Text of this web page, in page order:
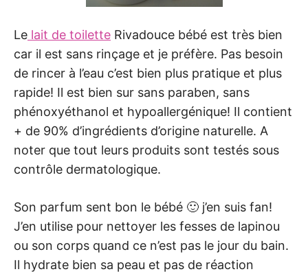
Le lait de toilette Rivadouce bébé est très bien
car il est sans rinçage et je préfère. Pas besoin
de rincer à l’eau c’est bien plus pratique et plus
rapide! Il est bien sur sans paraben, sans
phénoxyéthanol et hypoallergénique! Il contient
+ de 90% d’ingrédients d’origine naturelle. A
noter que tout leurs produits sont testés sous
contrôle dermatologique.
Son parfum sent bon le bébé 🙂 j’en suis fan!
J’en utilise pour nettoyer les fesses de lapinou
ou son corps quand ce n’est pas le jour du bain.
Il hydrate bien sa peau et pas de réaction